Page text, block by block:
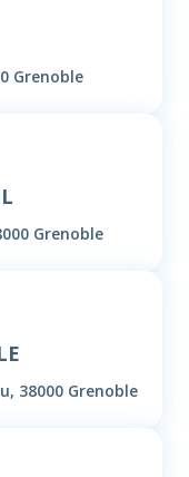
Grenoble
Grenoble
38000 Grenoble